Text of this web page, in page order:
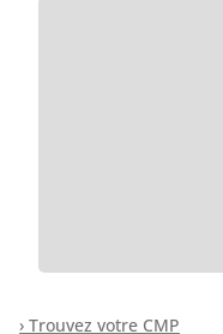
› Trouvez votre CMP